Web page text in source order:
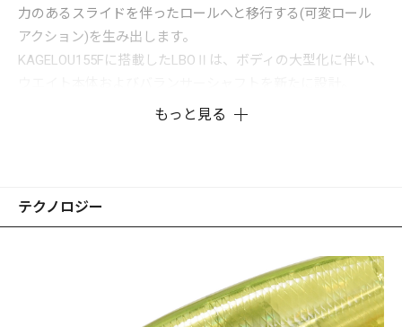
力のあるスライドを伴ったロールへと移行する(可変ロール
アクション)を生み出します。
KAGELOU155Fに搭載したLBOⅡは、ボディの大型化に伴い、
KAGELOU124Fと比較してウエイト本体重量を2倍以上も増加
ウエイトは瞬時に前方のネオジム磁界に誘導・固着され、ス
イミングモードへと移行。
スポンシビリティと異次元の飛距離を誇るKAGELOU155Fは
対モンスターシーバス仕様・究極のマグナムシャローランナ
もっと見る
テクノロジー